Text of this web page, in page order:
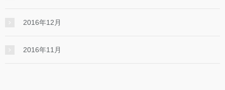
2016年12月
2016年11月